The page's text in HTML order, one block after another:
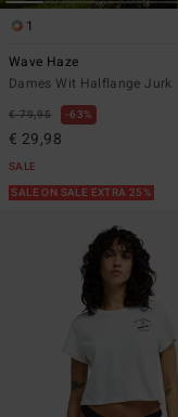
1
Wave Haze
Dames Wit Halflange Jurk
€ 79,95 63%
€ 29,98
SALE
SALE ON SALE EXTRA 25%